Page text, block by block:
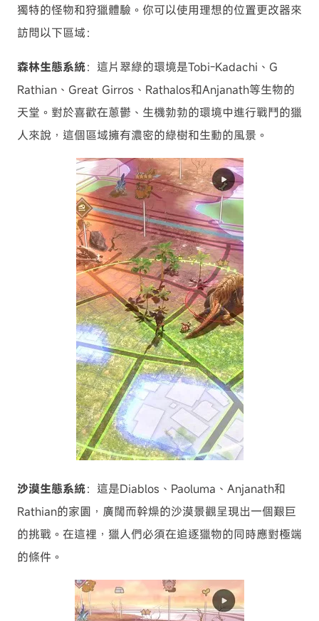
獨特的怪物和狩獵體驗。你可以使用理想的位置更改器來
訪問以下區域：
森林生態系統：這片翠綠的環境是Tobi-Kadachi、G
Rathian、Great Girros、Rathalos和Anjanath等生物的
天堂。對於喜歡在蔥鬱、生機勃勃的環境中進行戰鬥的獵
人來說，這個區域擁有濃密的綠樹和生動的風景。
沙漠生態系統：這是Diablos、Paoluma、Anjanath和
Rathian的家園，廣闊而幹燥的沙漠景觀呈現出一個艱巨
的挑戰。在這裡，獵人們必須在追逐獵物的同時應對極端
的條件。